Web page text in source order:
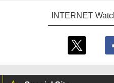
INTERNET